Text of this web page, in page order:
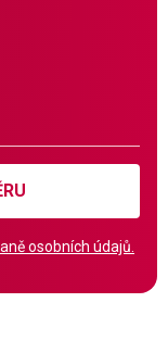
osobních údajů.